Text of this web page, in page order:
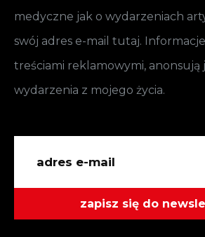
medyczne jak o wydarzeniach
swój adres e-mail tutaj. Informacje
treściami reklamowymi, anonsują
wydarzenia z mojego życia.
zapisz się do